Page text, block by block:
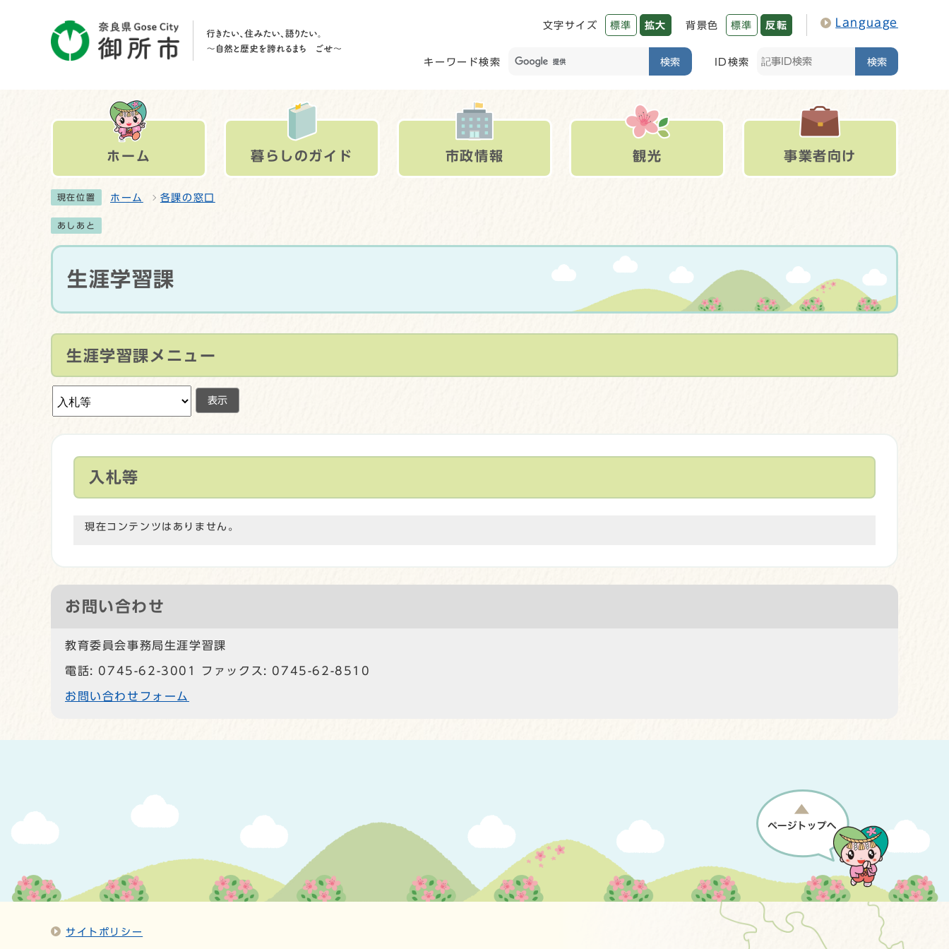
文字サイズ 標準 拡大 背景色 標準 反転 Language
キーワード検索 検索 ID検索 検索
ホーム 暮らしのガイド 市政情報 観光 事業者向け
現在位置 ホーム 各課の窓口
あしあと
生涯学習課
生涯学習課メニュー
表示
入札等
現在コンテンツはありません。
お問い合わせ
教育委員会事務局生涯学習課
電話: 0745-62-3001 ファックス: 0745-62-8510
お問い合わせフォーム
サイトポリシー